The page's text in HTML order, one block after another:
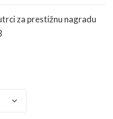
za prestižnu nagradu